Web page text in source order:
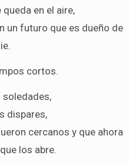
en el aire,
un futuro que es dueño de
cortos.
dispares,
cercanos y que ahora
los abre.